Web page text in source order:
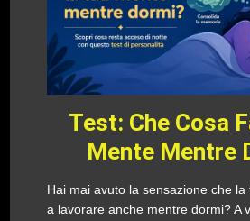
Test: Che Cosa
Mente Mentre
Hai mai avuto la sensazione che
a lavorare anche mentre dormi? A